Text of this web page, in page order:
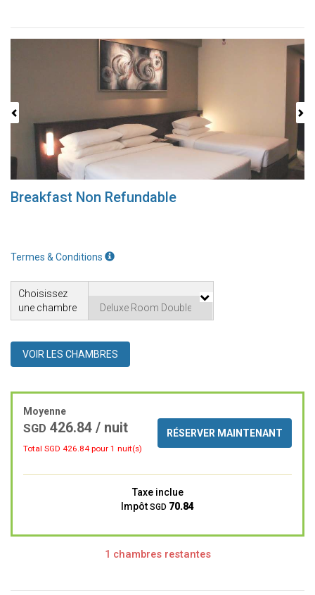
Next
Breakfast Non Refundable
Termes & Conditions
Choisissez
une chambre
VOIR LES CHAMBRES
Moyenne
SGD 426.84 / nuit
Total SGD 426.84 pour 1 nuit(s)
RÉSERVER MAINTENANT
Taxe inclue
Impôt SGD 70.84
1 chambres restantes